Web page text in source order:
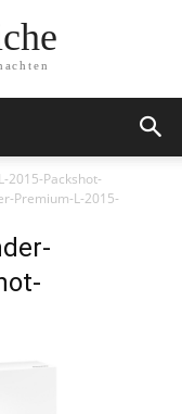
2015-Packshot-
Premium-L-2015-